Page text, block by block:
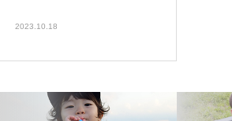
2023.10.18